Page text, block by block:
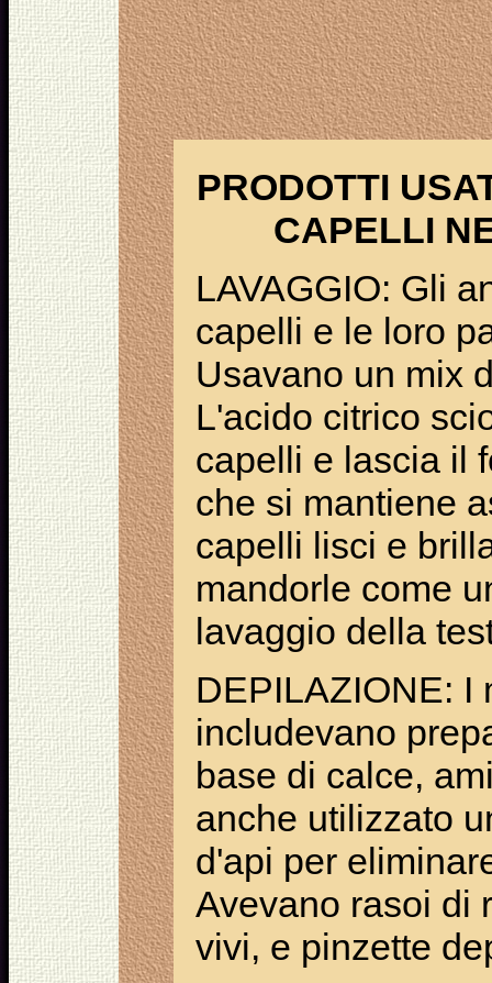
PRODOTTI
CAPELLI
LAVAGGIO: Gli
capelli e le loro
Usavano un mix
L'acido citrico
capelli e lascia il
che si mantiene
capelli lisci e
mandorle come
lavaggio della
DEPILAZIONE: I
includevano
base di calce,
anche utilizzato
d'api per
Avevano rasoi di
vivi, e pinzette